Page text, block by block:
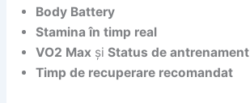
Body Battery
Stamina în timp real
VO2 Max și Status de antrenament
Timp de recuperare recomandat